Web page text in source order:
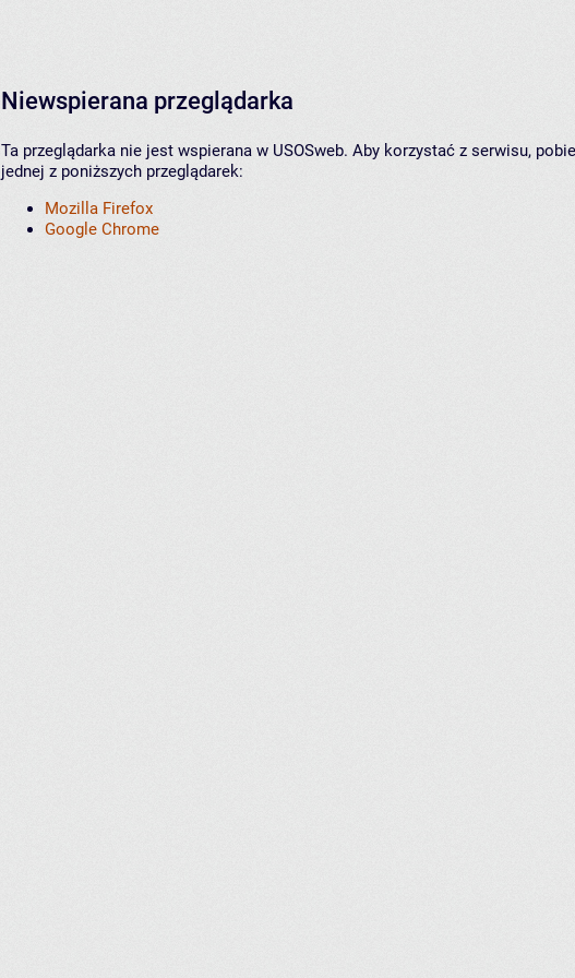
Niewspierana przeglądarka
Ta przeglądarka nie jest wspierana w USOSweb. Aby korzystać z serwisu,
jednej z poniższych przeglądarek:
Mozilla Firefox
Google Chrome